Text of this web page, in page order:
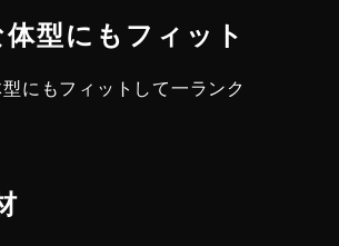
型にもフィット
にもフィットして一ランク